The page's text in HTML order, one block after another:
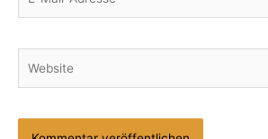
Mail-